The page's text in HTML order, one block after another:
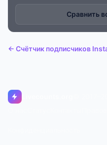
Сравнить
← Счётчик подписчиков